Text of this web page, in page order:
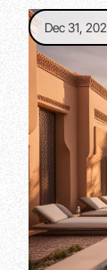
Dec 31,